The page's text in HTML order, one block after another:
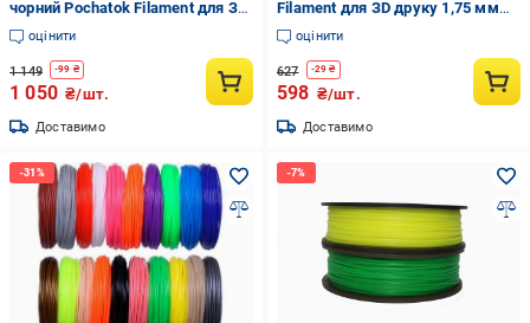
чорний Pochatok Filament для ЗD
друку 1,75 мм 0,75 кг 2в1
(16001)
оцінити
1 149 -99 ₴
1 050 ₴/шт.
Доставимо
Filament для ЗD друку 1,75 мм
0,75 кг Рожевий (13037)
оцінити
627 -29 ₴
598 ₴/шт.
Доставимо